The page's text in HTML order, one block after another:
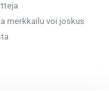
merkkailu voi joskus